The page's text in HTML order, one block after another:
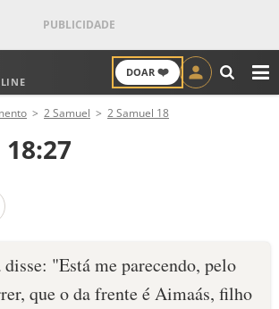
DOAR ❤️
2 Samuel 2 Samuel 18
"Está me parecendo, pelo
que o da frente é Aimaás, filho